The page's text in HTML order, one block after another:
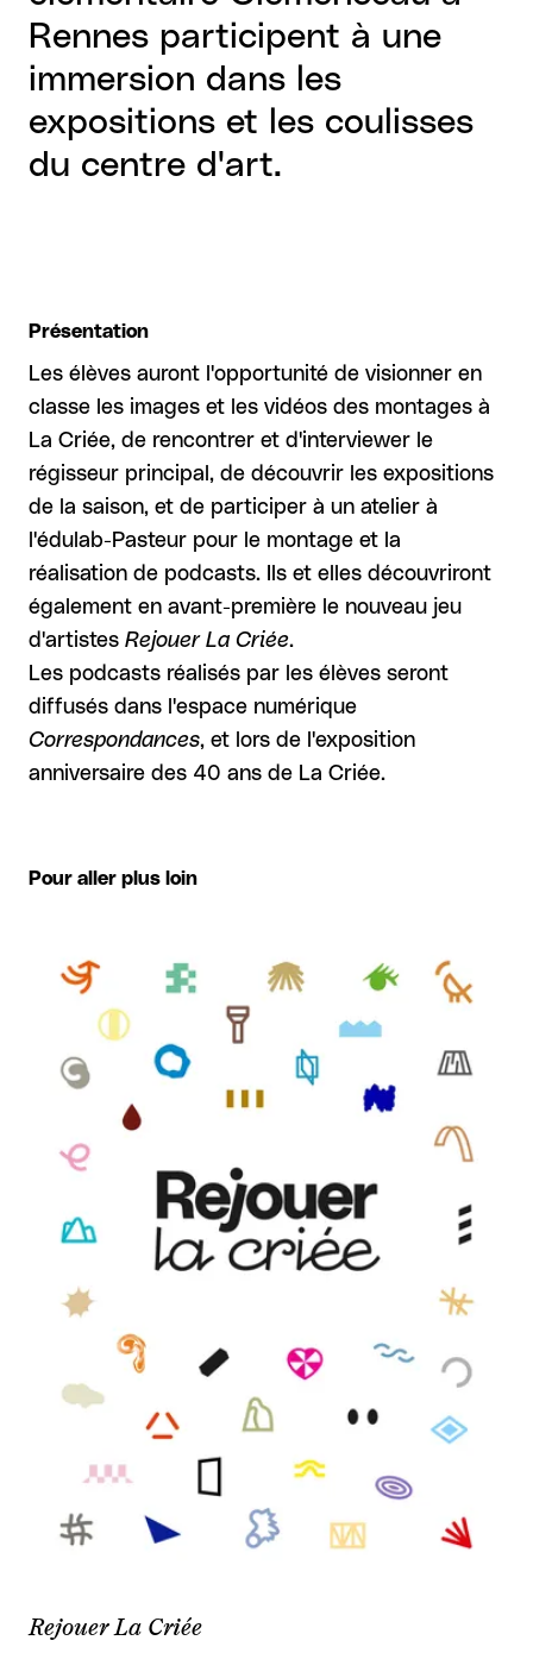
Rennes participent à une
immersion dans les
expositions et les coulisses
du centre d'art.
Présentation
Les élèves auront l'opportunité de visionner en
classe les images et les vidéos des montages à
La Criée, de rencontrer et d'interviewer le
régisseur principal, de découvrir les expositions
de la saison, et de participer à un atelier à
l'édulab-Pasteur pour le montage et la
réalisation de podcasts. Ils et elles découvriront
également en avant-première le nouveau jeu
d'artistes Rejouer La Criée.
Les podcasts réalisés par les élèves seront
diffusés dans l'espace numérique
Correspondances, et lors de l'exposition
anniversaire des 40 ans de La Criée.
Pour aller plus loin
Rejouer La Criée